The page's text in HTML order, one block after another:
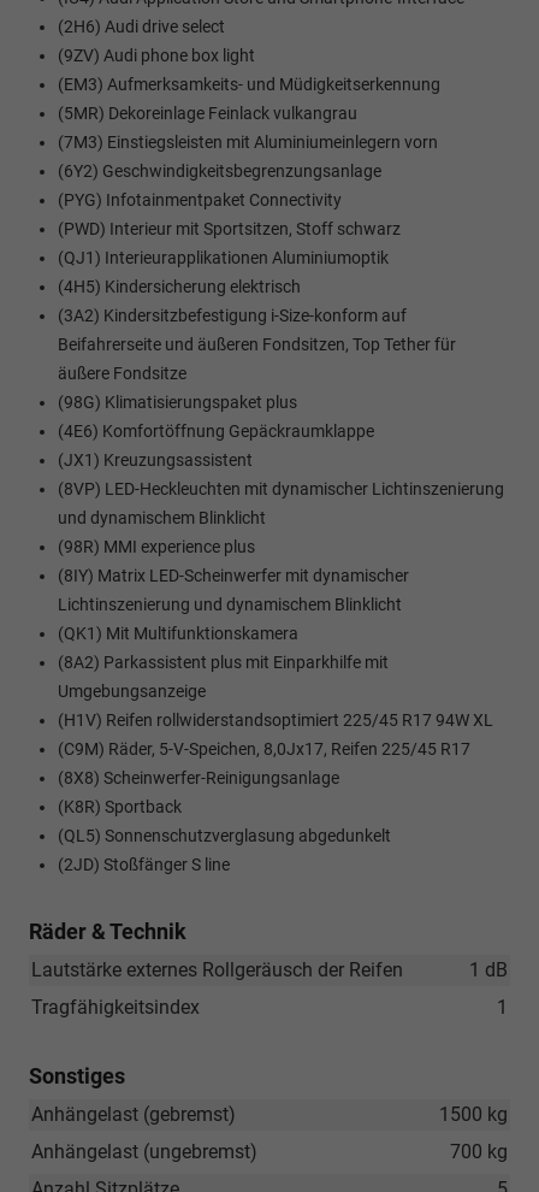
(2H6) Audi drive select
(9ZV) Audi phone box light
(EM3) Aufmerksamkeits- und Müdigkeitserkennung
(5MR) Dekoreinlage Feinlack vulkangrau
(7M3) Einstiegsleisten mit Aluminiumeinlegern vorn
(6Y2) Geschwindigkeitsbegrenzungsanlage
(PYG) Infotainmentpaket Connectivity
(PWD) Interieur mit Sportsitzen, Stoff schwarz
(QJ1) Interieurapplikationen Aluminiumoptik
(4H5) Kindersicherung elektrisch
(3A2) Kindersitzbefestigung i-Size-konform auf
Beifahrerseite und äußeren Fondsitzen, Top Tether für
äußere Fondsitze
(98G) Klimatisierungspaket plus
(4E6) Komfortöffnung Gepäckraumklappe
(JX1) Kreuzungsassistent
(8VP) LED-Heckleuchten mit dynamischer Lichtinszenierung
und dynamischem Blinklicht
(98R) MMI experience plus
(8IY) Matrix LED-Scheinwerfer mit dynamischer
Lichtinszenierung und dynamischem Blinklicht
(QK1) Mit Multifunktionskamera
(8A2) Parkassistent plus mit Einparkhilfe mit
Umgebungsanzeige
(H1V) Reifen rollwiderstandsoptimiert 225/45 R17 94W XL
(C9M) Räder, 5-V-Speichen, 8,0Jx17, Reifen 225/45 R17
(8X8) Scheinwerfer-Reinigungsanlage
(K8R) Sportback
(QL5) Sonnenschutzverglasung abgedunkelt
(2JD) Stoßfänger S line
Räder & Technik
1 dB
Lautstärke externes Rollgeräusch der Reifen
1
Tragfähigkeitsindex
Sonstiges
1500 kg
Anhängelast (gebremst)
700 kg
Anhängelast (ungebremst)